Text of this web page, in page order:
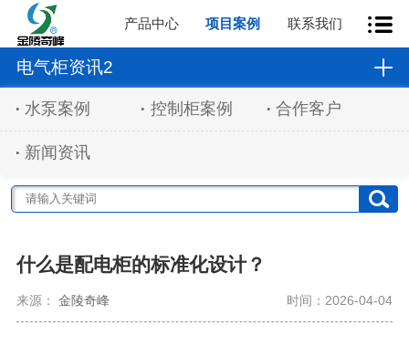
产品中心 项目案例 联系我们
电气柜资讯2
水泵案例 控制柜案例 合作客户
新闻资讯
什么是配电柜的标准化设计？
来源： 金陵奇峰 时间：2026-04-04